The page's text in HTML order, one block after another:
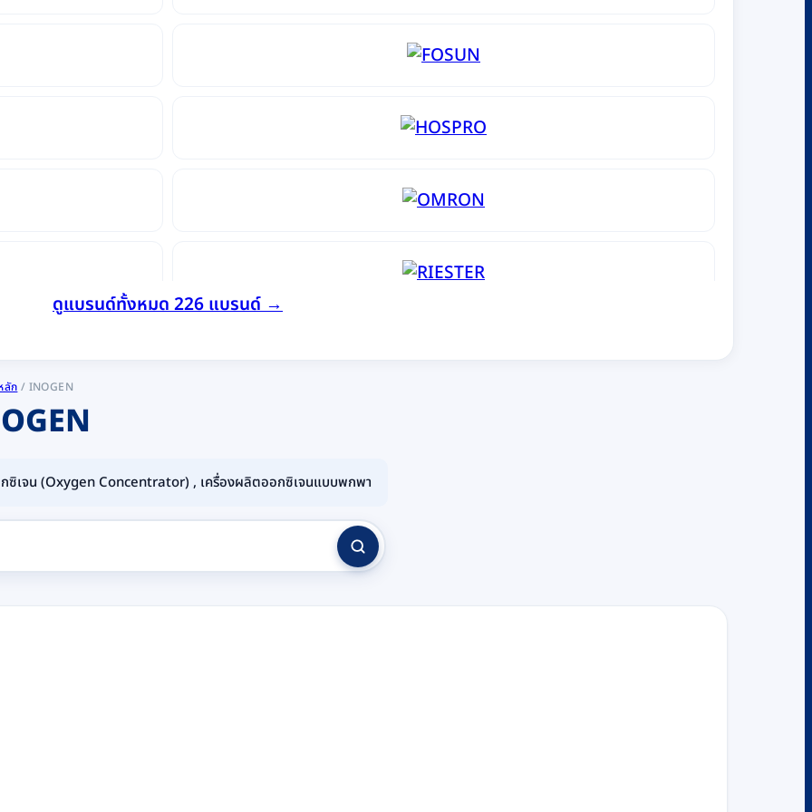
ดูแบรนด์ทั้งหมด 226 แบรนด์ →
ลัก / INOGEN
ซิเจน (Oxygen Concentrator) , เครื่องผลิตออกซิเจนแบบพกพา